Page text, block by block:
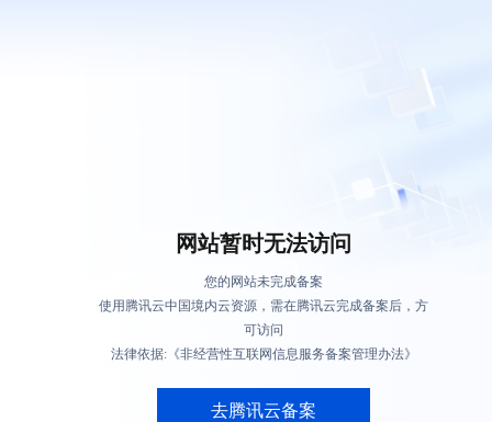
网站暂时无法访问
您的网站未完成备案
使用腾讯云中国境内云资源，需在腾讯云完成备案后，方
可访问
法律依据:《非经营性互联网信息服务备案管理办法》
去腾讯云备案